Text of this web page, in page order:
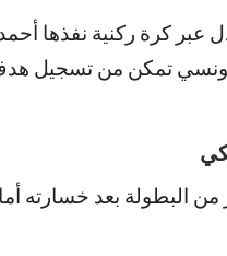
عبر كرة ركنية نفذها
تمكن من تسجيل
من البطولة بعد خسارته